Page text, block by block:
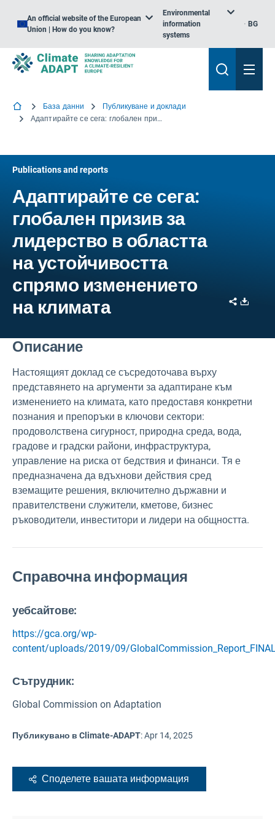
An official website of the European
Union | How do you know?
Environmental
information
systems
BG
База данни
Публикуване и доклади
Адаптирайте се сега: глобален призив за лидерство в областта на устойчивостта спрямо изменението на климата
Publications and reports
Адаптирайте се сега:
глобален призив за
лидерство в областта
на устойчивостта
спрямо изменението
на климата
Share
Описание
Настоящият доклад се съсредоточава върху
представянето на аргументи за адаптиране към
изменението на климата, като предоставя конкретни
познания и препоръки в ключови сектори:
продоволствена сигурност, природна среда, вода,
градове и градски райони, инфраструктура,
управление на риска от бедствия и финанси. Тя е
предназначена да вдъхнови действия сред
вземащите решения, включително държавни и
правителствени служители, кметове, бизнес
ръководители, инвеститори и лидери на общността.
Справочна информация
уебсайтове:
https://gca.org/wp-
content/uploads/2019/09/
Сътрудник:
Global Commission on Adaptation
Публикувано в Climate-ADAPT:Apr 14, 2025
Споделете вашата информация